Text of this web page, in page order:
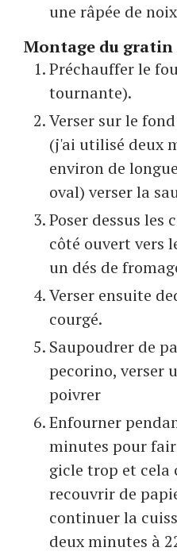
une râpée de
Montage du gratin
Préchauffer le
tournante).
Verser sur le
(j'ai utilisé deux
environ de
oval) verser la
Poser dessus
côté ouvert vers
un dés de
Verser ensuite
courgé.
Saupoudrer de
pecorino, verser
poivrer
Enfourner
minutes pour
gicle trop et
recouvrir de
continuer la
deux minutes à